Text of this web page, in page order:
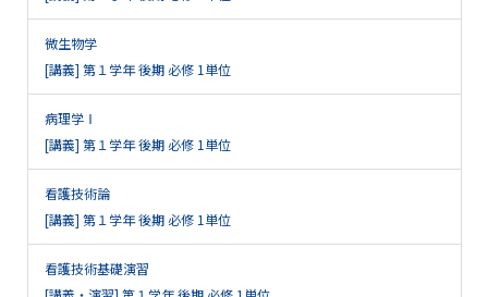
微生物学
[講義] 第１学年 後期 必修 1単位
病理学Ⅰ
[講義] 第１学年 後期 必修 1単位
看護技術論
[講義] 第１学年 後期 必修 1単位
看護技術基礎演習